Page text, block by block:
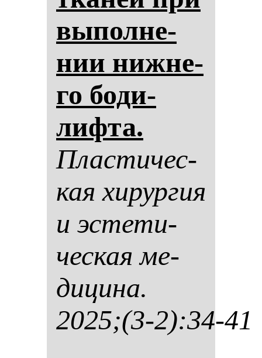
вы­пол­не­
нии ниж­не­
го бо­ди­
лиф­та.
Плас­ти­чес­
кая хи­рур­гия
и эс­те­ти­
чес­кая ме­
ди­ци­на.
2025;(3-2):34-41